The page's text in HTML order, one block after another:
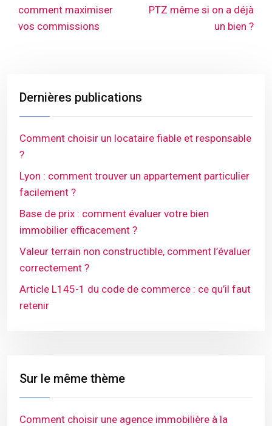
comment maximiser
vos commissions
PTZ même si on a déjà
un bien ?
Dernières publications
Comment choisir un locataire fiable et responsable
?
Lyon : comment trouver un appartement particulier
facilement ?
Base de prix : comment évaluer votre bien
immobilier efficacement ?
Valeur terrain non constructible, comment l’évaluer
correctement ?
Article L145-1 du code de commerce : ce qu’il faut
retenir
Sur le même thème
Comment choisir une agence immobilière à la